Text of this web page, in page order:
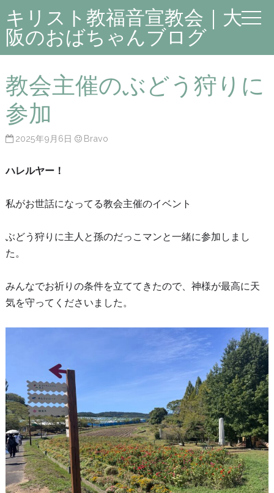
キリスト教福音宣教会｜大
阪のおばちゃんブログ
教会主催のぶどう狩りに
参加
2025年9月6日 Bravo
ハレルヤー！
私がお世話になってる教会主催のイベント
ぶどう狩りに主人と孫のだっこマンと一緒に参加しまし
た。
みんなでお祈りの条件を立ててきたので、神様が最高に天
気を守ってくださいました。